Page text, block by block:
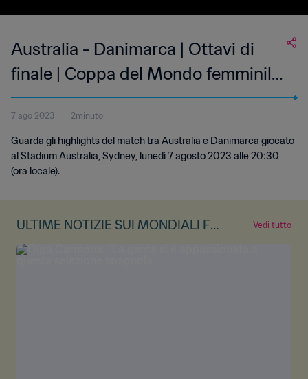
Australia - Danimarca | Ottavi di
finale | Coppa del Mondo femminile
FIFA Australia & Nuova Zelanda
2023 | Highlights
7 ago 2023 2minuto
Guarda gli highlights del match tra Australia e Danimarca giocato
al Stadium Australia, Sydney, lunedì 7 agosto 2023 alle 20:30
(ora locale).
ULTIME NOTIZIE SUI MONDIALI FE
MMINILI
Vedi tutto